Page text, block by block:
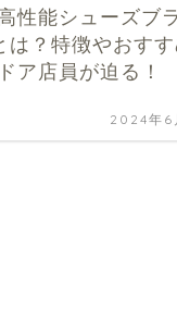
性能シューズブ
は？特徴やおすす
ア店員が迫る！
2024年6